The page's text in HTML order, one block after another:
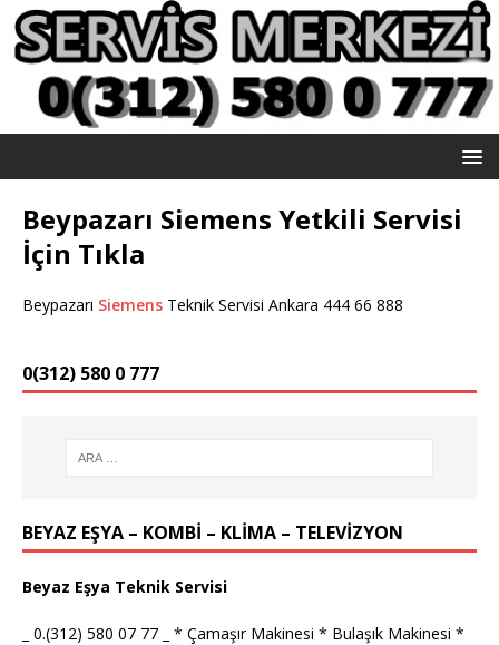
Beypazarı Siemens Yetkili Servisi
İçin Tıkla
Beypazarı Siemens Teknik Servisi Ankara 444 66 888
0(312) 580 0 777
BEYAZ EŞYA – KOMBİ – KLİMA – TELEVİZYON
Beyaz Eşya Teknik Servisi
_ 0.(312) 580 07 77 _ * Çamaşır Makinesi * Bulaşık Makinesi *